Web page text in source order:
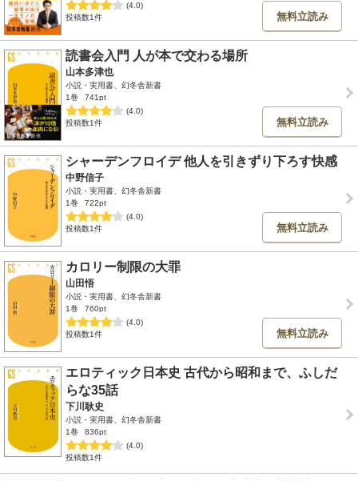
(4.0)
投稿数1件
無料立読み
読書会入門 人が本で交わる場所
山本多津也
小説・実用書、幻冬舎新書
1巻
741pt
(4.0)
投稿数1件
無料立読み
シャーデンフロイデ 他人を引きずり下ろす快感
中野信子
小説・実用書、幻冬舎新書
1巻
722pt
(4.0)
投稿数1件
無料立読み
カロリー制限の大罪
山田悟
小説・実用書、幻冬舎新書
1巻
760pt
(4.0)
投稿数1件
無料立読み
エロティック日本史 古代から昭和まで、ふしだ
らな35話
下川耿史
小説・実用書、幻冬舎新書
1巻
836pt
(4.0)
投稿数1件